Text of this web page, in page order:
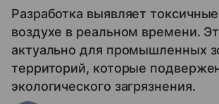
Разработка выявляет
воздухе в реальном времени.
актуально для промышленных
территорий, которые
экологического загрязнения.